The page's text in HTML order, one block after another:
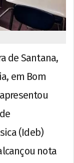
de Santana,
em Bom
(Ideb)
nota